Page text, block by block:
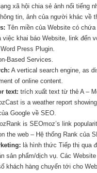
xã hội chia sẻ ảnh nổi tiếng
tin, ảnh của người khác về
Tên miền của Website có
việc khai báo Website, link đến
Word Press Plugin.
Based Services.
A vertical search engine, as
of online content.
text: trích xuất text từ thẻ A –
is a weather report
Google về SEO.
is SEOmoz’s link
the web – Hệ thống Rank của
là hình thức Tiếp thị qua
sản phẩm/dịch vụ. Các
khách hàng chuyển tới cho